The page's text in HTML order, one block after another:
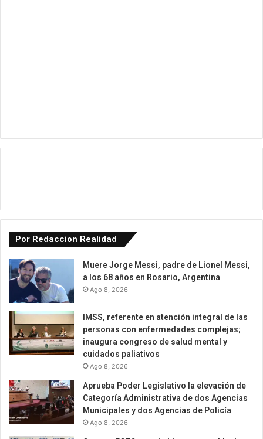
Por Redaccion Realidad
Muere Jorge Messi, padre de Lionel Messi,
a los 68 años en Rosario, Argentina
Ago 8, 2026
IMSS, referente en atención integral de las
personas con enfermedades complejas;
inaugura congreso de salud mental y
cuidados paliativos
Ago 8, 2026
Aprueba Poder Legislativo la elevación de
Categoría Administrativa de dos Agencias
Municipales y dos Agencias de Policía
Ago 8, 2026